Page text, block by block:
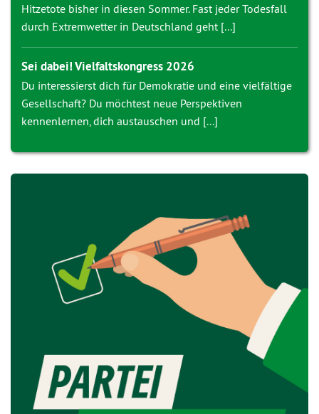
Hitzetote bisher in diesen Sommer. Fast jeder Todesfall
durch Extremwetter in Deutschland geht [...]
Sei dabei! Vielfaltskongress 2026
Du interessierst dich für Demokratie und eine vielfältige
Gesellschaft? Du möchtest neue Perspektiven
kennenlernen, dich austauschen und [...]